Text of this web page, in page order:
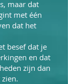
maar dat
met één
dat het
besef dat je
en dat
zijn dan